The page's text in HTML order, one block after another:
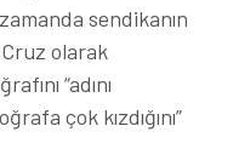
sendikanın
olarak
“adını
çok kızdığını”